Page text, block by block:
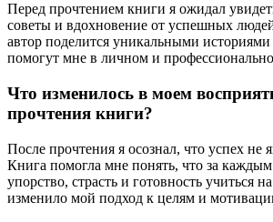
Перед прочтением книги я ожидал
советы и вдохновение от успешных
автор поделится уникальными
помогут мне в личном и
Что изменилось в моем
прочтения книги?
После прочтения я осознал, что успех не
Книга помогла мне понять, что за
упорство, страсть и готовность учиться
изменило мой подход к целям и